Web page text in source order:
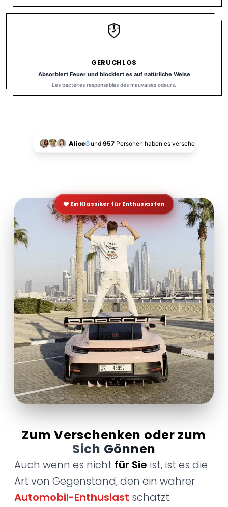
GERUCHLOS
Absorbiert Feuer und blockiert es auf natürliche Weise
Les bactéries responsables des mauvaises odeurs.
Alice und 957 Personen haben es verschenkt!
Ein Klassiker für Enthusiasten
Zum Verschenken oder zum
Sich Gönnen
Auch wenn es nicht für Sie ist, ist es die
Art von Gegenstand, den ein wahrer
Automobil-Enthusiast schätzt.